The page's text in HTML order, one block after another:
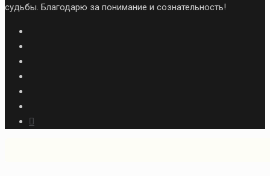
судьбы. Благодарю за понимание и сознательность!